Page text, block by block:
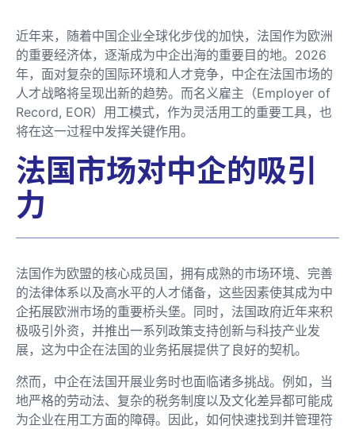
近年来，随着中国企业全球化步伐的加快，法国作为欧洲
的重要经济体，逐渐成为中企出海的重要目的地。2026
年，面对复杂的国际环境和人才竞争，中企在法国市场的
人才战略将呈现出新的趋势。而名义雇主（Employer of
Record, EOR）用工模式，作为灵活用工的重要工具，也
将在这一过程中发挥关键作用。
法国市场对中企的吸引
力
法国作为欧盟的核心成员国，拥有成熟的市场环境、完善
的法律体系以及高水平的人才储备，这些因素使其成为中
企拓展欧洲市场的重要桥头堡。同时，法国政府近年来积
极吸引外资，并推出一系列政策支持创新与科技产业发
展，这为中企在法国的业务拓展提供了良好的契机。
然而，中企在法国开展业务时也面临诸多挑战。例如，当
地严格的劳动法、复杂的税务制度以及文化差异都可能成
为企业在用工方面的障碍。因此，如何快速找到并管理符